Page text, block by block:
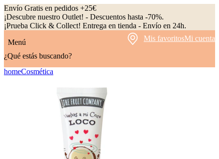
Envío Gratis en pedidos +25€
¡Descubre nuestro Outlet! - Descuentos hasta -70%.
¡Prueba Click & Collect! Entrega en tienda - Envío en 24h.
Menú
Mis favoritosMi cuenta
¿Qué estás buscando?
homeCosmética